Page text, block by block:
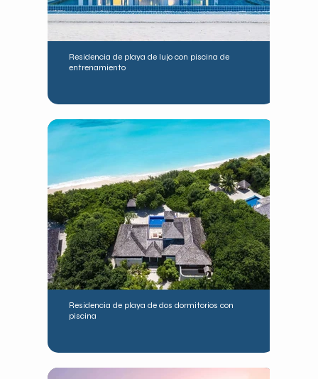
Residencia de playa de lujo con piscina de
entrenamiento
Residencia de playa de dos dormitorios con
piscina